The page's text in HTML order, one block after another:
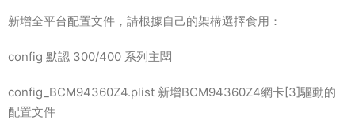
新增全平台配置文件，請根據自己的架構選擇食用：
config 默認 300/400 系列主闆
config_BCM94360Z4.plist 新增BCM94360Z4網卡[3]驅動的
配置文件